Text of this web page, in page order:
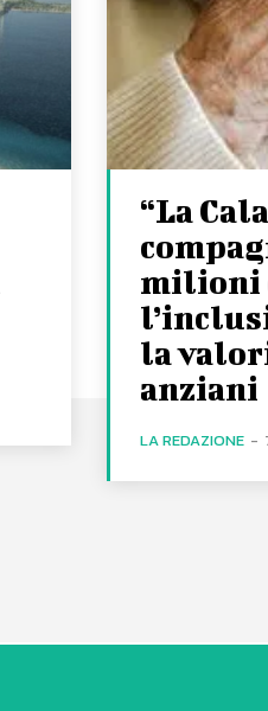
“La
milioni
la
anziani
LA REDAZIONE -